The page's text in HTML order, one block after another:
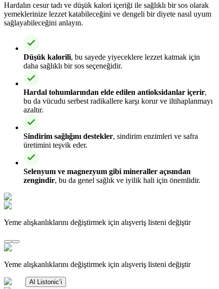
Hardalın cesur tadı ve düşük kalori içeriği ile sağlıklı bir sos olarak
yemeklerinize lezzet katabileceğini ve dengeli bir diyete nasıl uyum
sağlayabileceğini anlayın.
Düşük kalorili, bu sayede yiyeceklere lezzet katmak için
daha sağlıklı bir sos seçeneğidir.
Hardal tohumlarından elde edilen antioksidanlar içerir,
bu da vücudu serbest radikallere karşı korur ve iltihaplanmayı
azaltır.
Sindirim sağlığını destekler, sindirim enzimleri ve safra
üretimini teşvik eder.
Selenyum ve magnezyum gibi mineraller açısından
zengindir, bu da genel sağlık ve iyilik hali için önemlidir.
Yeme alışkanlıklarını değiştirmek için alışveriş listeni değiştir
Yeme alışkanlıklarını değiştirmek için alışveriş listeni değiştir
Al Listonic’i